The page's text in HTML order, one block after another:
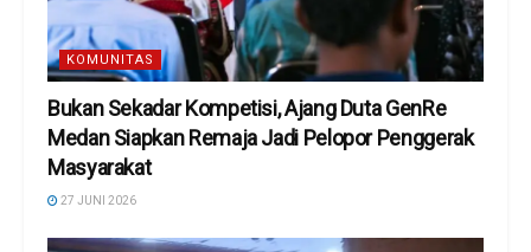
KOMUNITAS
Bukan Sekadar Kompetisi, Ajang Duta GenRe
Medan Siapkan Remaja Jadi Pelopor Penggerak
Masyarakat
27 JUNI 2026